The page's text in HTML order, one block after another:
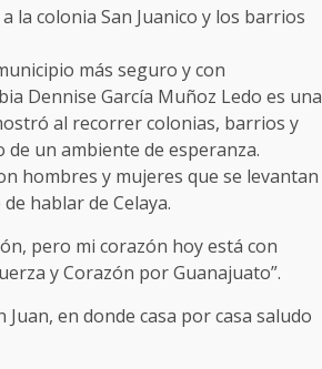
la colonia San Juanico y los barrios
más seguro y con
Dennise García Muñoz Ledo es una
al recorrer colonias, barrios y
de un ambiente de esperanza.
hombres y mujeres que se levantan
hablar de Celaya.
pero mi corazón hoy está con
y Corazón por Guanajuato”.
en donde casa por casa saludo